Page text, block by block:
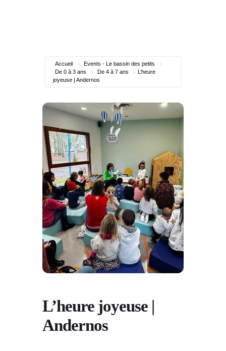
Accueil
Events - Le bassin des petits
De 0 à 3 ans
De 4 à 7 ans
L’heure
joyeuse | Andernos
L’heure joyeuse |
Andernos